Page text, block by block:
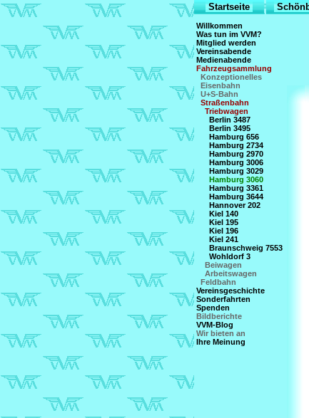
Startseite
Willkommen
Was tun im VVM?
Mitglied werden
Vereinsabende
Medienabende
Fahrzeugsammlung
Konzeptionelles
Eisenbahn
U+S-Bahn
Straßenbahn
Triebwagen
Berlin 3487
Berlin 3495
Hamburg 656
Hamburg 2734
Hamburg 2970
Hamburg 3006
Hamburg 3029
Hamburg 3060
Hamburg 3361
Hamburg 3644
Hannover 202
Kiel 140
Kiel 195
Kiel 196
Kiel 241
Braunschweig 7553
Wohldorf 3
Beiwagen
Arbeitswagen
Feldbahn
Vereinsgeschichte
Sonderfahrten
Spenden
Bildberichte
VVM-Blog
Wir bieten an
Ihre Meinung